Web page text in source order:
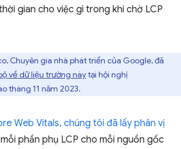
gian cho việc gì trong khi chờ LCP
Chuyên gia nhà phát triển của Google, đã
về dữ liệu trường nàytại hội nghị
tháng 11 năm 2023.
Web Vitals, chúng tôi đã lấy phân vị
phần phụ LCP cho mỗi nguồn gốc